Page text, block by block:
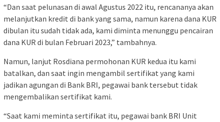
“Dan saat pelunasan di awal Agustus 2022 itu, rencananya akan
melanjutkan kredit di bank yang sama, namun karena dana KUR
dibulan itu sudah tidak ada, kami diminta menunggu pencairan
dana KUR di bulan Februari 2023,” tambahnya.
Namun, lanjut Rosdiana permohonan KUR kedua itu kami
batalkan, dan saat ingin mengambil sertifikat yang kami
jadikan agungan di Bank BRI, pegawai bank tersebut tidak
mengembalikan sertifikat kami.
“Saat kami meminta sertifikat itu, pegawai bank BRI Unit